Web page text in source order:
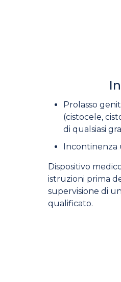
Prolasso
(cistocele,
di qualsiasi
Incontinenza
Dispositivo
istruzioni prima
supervisione di
qualificato.